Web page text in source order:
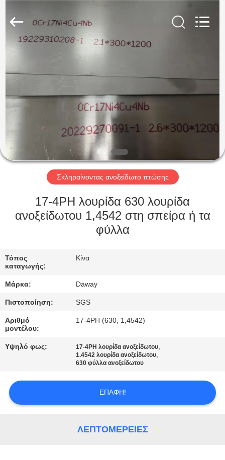
ΠΡΟΪΌΝΤΑ
ΒΊΝΤΕΟ
ΠΕΡΊΠΟΥ
ΕΜΕΊΣ
ΓΎΡΟΣ
ΕΡΓΟΣΤΑΣΊΩΝ
ΈΛΕΓΧΟΣ
ΜΑΣ
ΕΛΆΤΕ
ΣΕ
ΕΠΑΦΉ
ΈΝΑ
ΑΠΌΣΠΑΣΜΑ
Reserved.
Σκληραίνοντας ανοξείδωτο πτώσης
17-4PH λουρίδα 630 λουρίδα
ανοξείδωτου 1,4542 στη σπείρα ή τα
φύλλα
Τόπος
καταγωγής:
Κίνα
Μάρκα: Daway
Πιστοποίηση: SGS
Αριθμό
μοντέλου:
17-4PH (630, 1,4542)
Υψηλό φως: 17-4PH λουρίδα ανοξείδωτου,
1.4542 λουρίδα ανοξείδωτου,
630 φύλλα ανοξείδωτου
ΕΠΑΦΉ!
ΛΕΠΤΟΜΈΡΕΙΕΣ